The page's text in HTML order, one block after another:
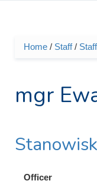
You are
Home/ Staff/
mgr
Officer